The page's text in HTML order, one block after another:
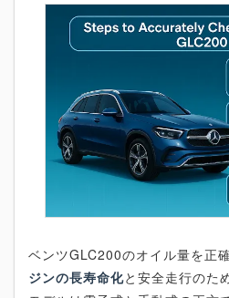
ベンツGLC200のオイル量を正
ジンの長寿命化と安全走行のた